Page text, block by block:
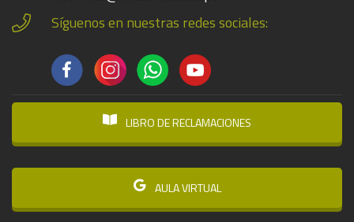
Síguenos en nuestras redes sociales:
LIBRO DE RECLAMACIONES
AULA VIRTUAL